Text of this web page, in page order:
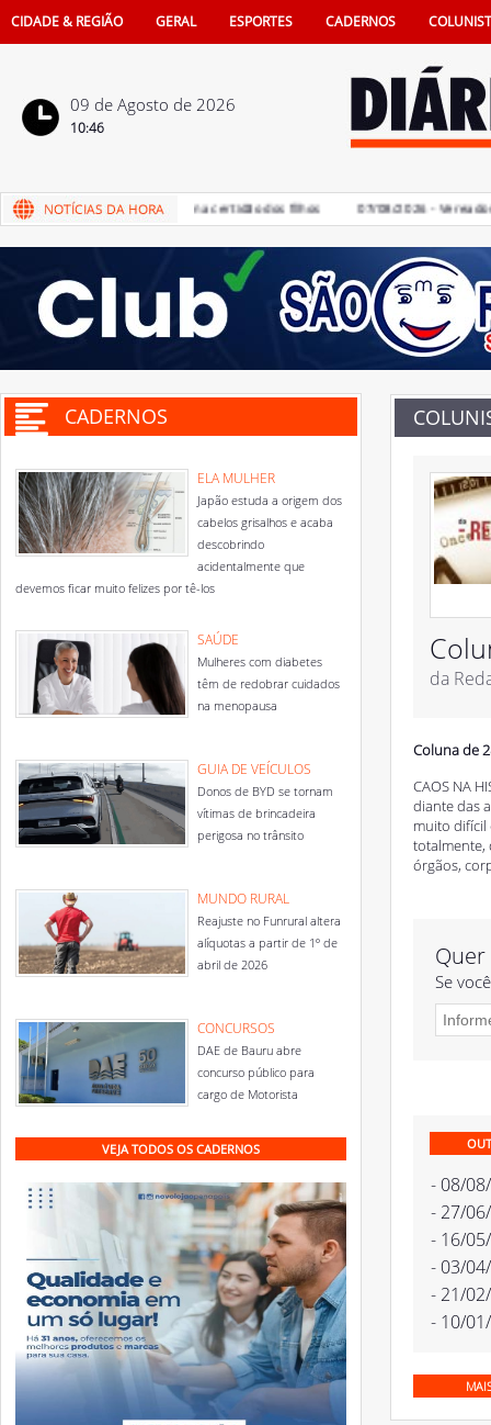
CIDADE & REGIÃO GERAL ESPORTES CADERNOS
09 de Agosto de 2026
10:46
de pais na vida e também na certidão dos filhos 07/08/2026 - Vereadores
CADERNOS
ELA MULHER
Japão estuda a origem dos
cabelos grisalhos e acaba
descobrindo
acidentalmente que
devemos ficar muito felizes por tê-los
SAÚDE
Mulheres com diabetes
têm de redobrar cuidados
na menopausa
GUIA DE VEÍCULOS
Donos de BYD se tornam
vítimas de brincadeira
perigosa no trânsito
MUNDO RURAL
Reajuste no Funrural altera
alíquotas a partir de 1º de
abril de 2026
CONCURSOS
DAE de Bauru abre
concurso público para
cargo de Motorista
VEJA TODOS OS CADERNOS
da
Coluna de
CAOS NA
diante das
muito difícil
totalmente,
órgãos,
Se
- 08/
- 27/
- 16/
- 03/
- 21/
- 10/